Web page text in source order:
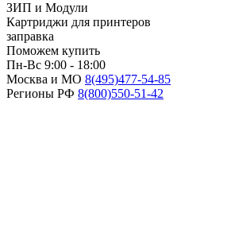
ЗИП и Модули
Картриджи для принтеров
заправка
Поможем купить
Пн-Вс 9:00 - 18:00
Москва и МО 8(495)477-54-85
Регионы РФ 8(800)550-51-42